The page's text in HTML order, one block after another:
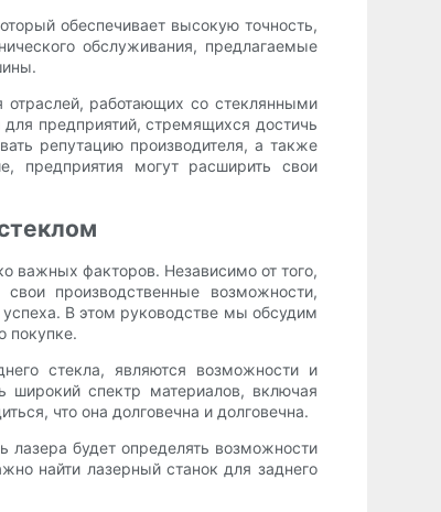
обеспечивает высокую точность,
обслуживания, предлагаемые
работающих со стеклянными
для предприятий, стремящихся достичь
репутацию производителя, а также
предприятия могут расширить свои
важных факторов. Независимо от того,
производственные возможности,
В этом руководстве мы обсудим
покупке.
стекла, являются возможности и
широкий спектр материалов, включая
что она долговечна и долговечна.
будет определять возможности
найти лазерный станок для заднего